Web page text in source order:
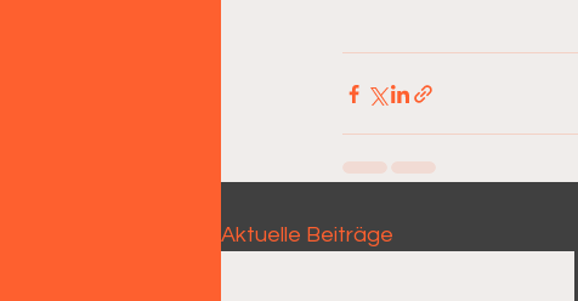
Aktuelle Beiträge